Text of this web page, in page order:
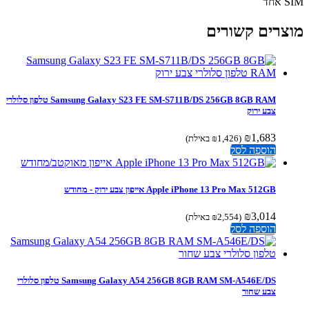
קשורים
Samsung Galaxy S23 FE SM-S711B/DS 256GB 8GB RAM טלפון סלולרי
צבע ירוק
₪1,683
(
₪1,426 באילת)
הוספה לסל
Apple iPhone 13 Pro Max 512GB אייפון צבע ירוק - מחודש
₪3,014
(
₪2,554 באילת)
הוספה לסל
Samsung Galaxy A54 256GB 8GB RAM SM-A546E/DS טלפון סלולרי
צבע שחור